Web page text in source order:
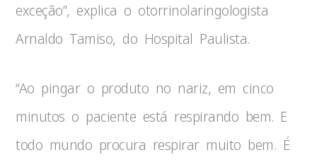
exceção”, explica o otorrinolaringologista
Arnaldo Tamiso, do Hospital Paulista.
“Ao pingar o produto no nariz, em cinco
minutos o paciente está respirando bem. E
todo mundo procura respirar muito bem. É